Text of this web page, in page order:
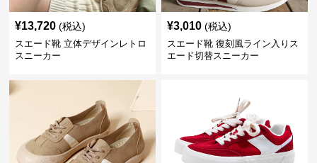
¥13,720 (税込)
スエード靴 立体デザインレトロ
スニーカー
¥3,010 (税込)
スエード靴 復刻風ライン入りス
エード切替スニーカー